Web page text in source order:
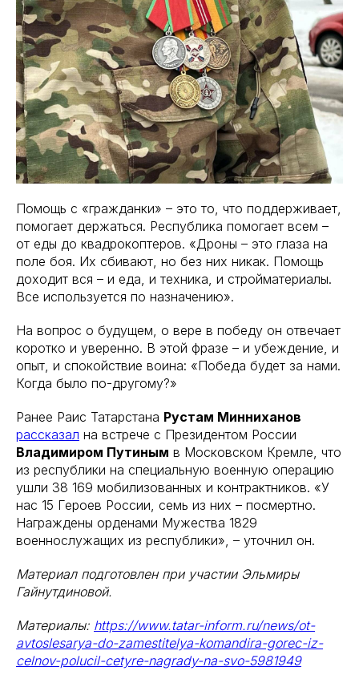
Помощь с «гражданки» – это то, что поддерживает,
помогает держаться. Республика помогает всем –
от еды до квадрокоптеров. «Дроны – это глаза на
поле боя. Их сбивают, но без них никак. Помощь
доходит вся – и еда, и техника, и стройматериалы.
Все используется по назначению».
На вопрос о будущем, о вере в победу он отвечает
коротко и уверенно. В этой фразе – и убеждение, и
опыт, и спокойствие воина: «Победа будет за нами.
Когда было по-другому?»
Ранее Раис Татарстана Рустам Минниханов
рассказал на встрече с Президентом России
Владимиром Путиным в Московском Кремле, что
из республики на специальную военную операцию
ушли 38 169 мобилизованных и контрактников. «У
нас 15 Героев России, семь из них – посмертно.
Награждены орденами Мужества 1829
военнослужащих из республики», – уточнил он.
Материал подготовлен при участии Эльмиры
Гайнутдиновой.
Материалы: https://www.tatar-inform.ru/news/ot-
avtoslesarya-do-zamestitelya-komandira-gorec-iz-
celnov-polucil-cetyre-nagrady-na-svo-5981949